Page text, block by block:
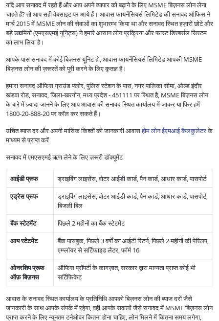
यदि आप सनावद में रहते हैं और आप अपने व्यापार को बढ़ाने के लिए MSME बिज़नस लोन लेना
चाहते हैं? तो आप सही वेबसाइट पर आये हैं। आवास फायनेंसियर्स लिमिटेड की सनावद ऑफिस ने
मार्च 2015 में MSME लोन की सेवाओं का शुभारम्भ किया था और सनावद स्थित हज़ारों छोटे और
बड़े उद्यमियों (एमएसएमई यूनिट्स) ने हमारे आसान लोन प्रक्रिया और फास्ट डिस्बर्सल सिस्टम
का लाभ लिया है।
आपके पास सनावद में कोई बिज़नस यूनिट हो, आवास फायनेंसियर्स लिमिटेड आपकी MSME
बिज़नस लोन की ज़रूरतें को पूरी करने के लिए कृतज्ञ हैं।
हमारा सनावद ऑफिस ग्राउंड फ्लोर, पुलिस स्टेशन के पास, नगर पालिका सीमा, ओल्ड इंदौर
खंडवा रोड, सनावद, जिला-खरगोन, मध्य प्रदेश - 451111 पर स्थित है, MSME बिज़नस लोन
के बारे में ज़्यादा जानने के लिए आप आवास की सनावद स्थित कार्यालय में जाकर या फिर हमें
1800-20-888-20 पर कॉल कर सकते हैं।
उचित ब्याज दर और अपनी मासिक किश्तों की जानकारी आवासहोम लोन ईएमआई कैलकुलेटरके
माध्यम से प्राप्त करें
सनावद में एमएसएमई ऋण लेने के लिए ज़रूरी डॉक्यूमेंट
आईडी प्रूफ
ड्राइविंग लाइसेंस, वोटर आईडी कार्ड, पैन कार्ड, आधार कार्ड, पासपोर्ट
एड्रेस प्रूफ
ड्राइविंग लाइसेंस, वोटर आईडी कार्ड, पैन कार्ड, आधार कार्ड, पासपोर्ट,
बिजली बिल
बैंक स्टेटमेंट
पिछले 2 महीनों का बैंक स्टेटमेंट
आय स्टेटमेंट
बैंक पासबुक, पिछले 3 वर्षों का आईटी रिटर्न, पिछले 2 महीनों की पेस्लिप,
एम्प्लॉयर से सर्टिफाइड लैटर, फॉर्म 16
ओनरशिप प्रूफ
ऑफ़ बिज़नस
ऑफिस प्रॉपर्टी के कागज़ात, सरकार द्वारा मान्यता प्राप्त कोई भी
सर्टिफिकेट
आवास के सनावद स्थित कार्यालय के प्रतिनिधि आपको बिज़नस लोन की ब्याज दरों जैसे
जानकारी के साथ आपके संपर्क में रहेगा, वही आपके सवालों जैसे सनावद में MSME बिज़नस लोन
प्राप्त करने के लिए न्यूनतम टर्नओवर कितना होना चाहिए, लोन मिलने में कितना समय लगेगा,